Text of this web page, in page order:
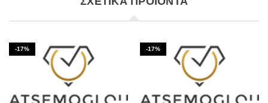
-17% -17%